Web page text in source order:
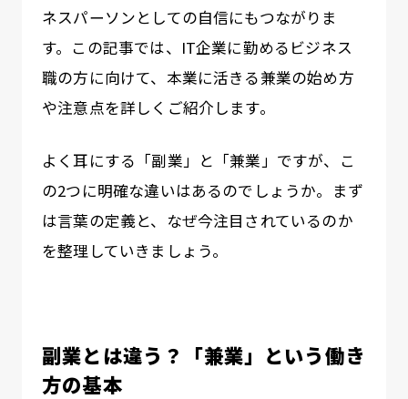
ネスパーソンとしての自信にもつながりま
す。この記事では、IT企業に勤めるビジネス
職の方に向けて、本業に活きる兼業の始め方
や注意点を詳しくご紹介します。
よく耳にする「副業」と「兼業」ですが、こ
の2つに明確な違いはあるのでしょうか。まず
は言葉の定義と、なぜ今注目されているのか
を整理していきましょう。
副業とは違う？「兼業」という働き
方の基本